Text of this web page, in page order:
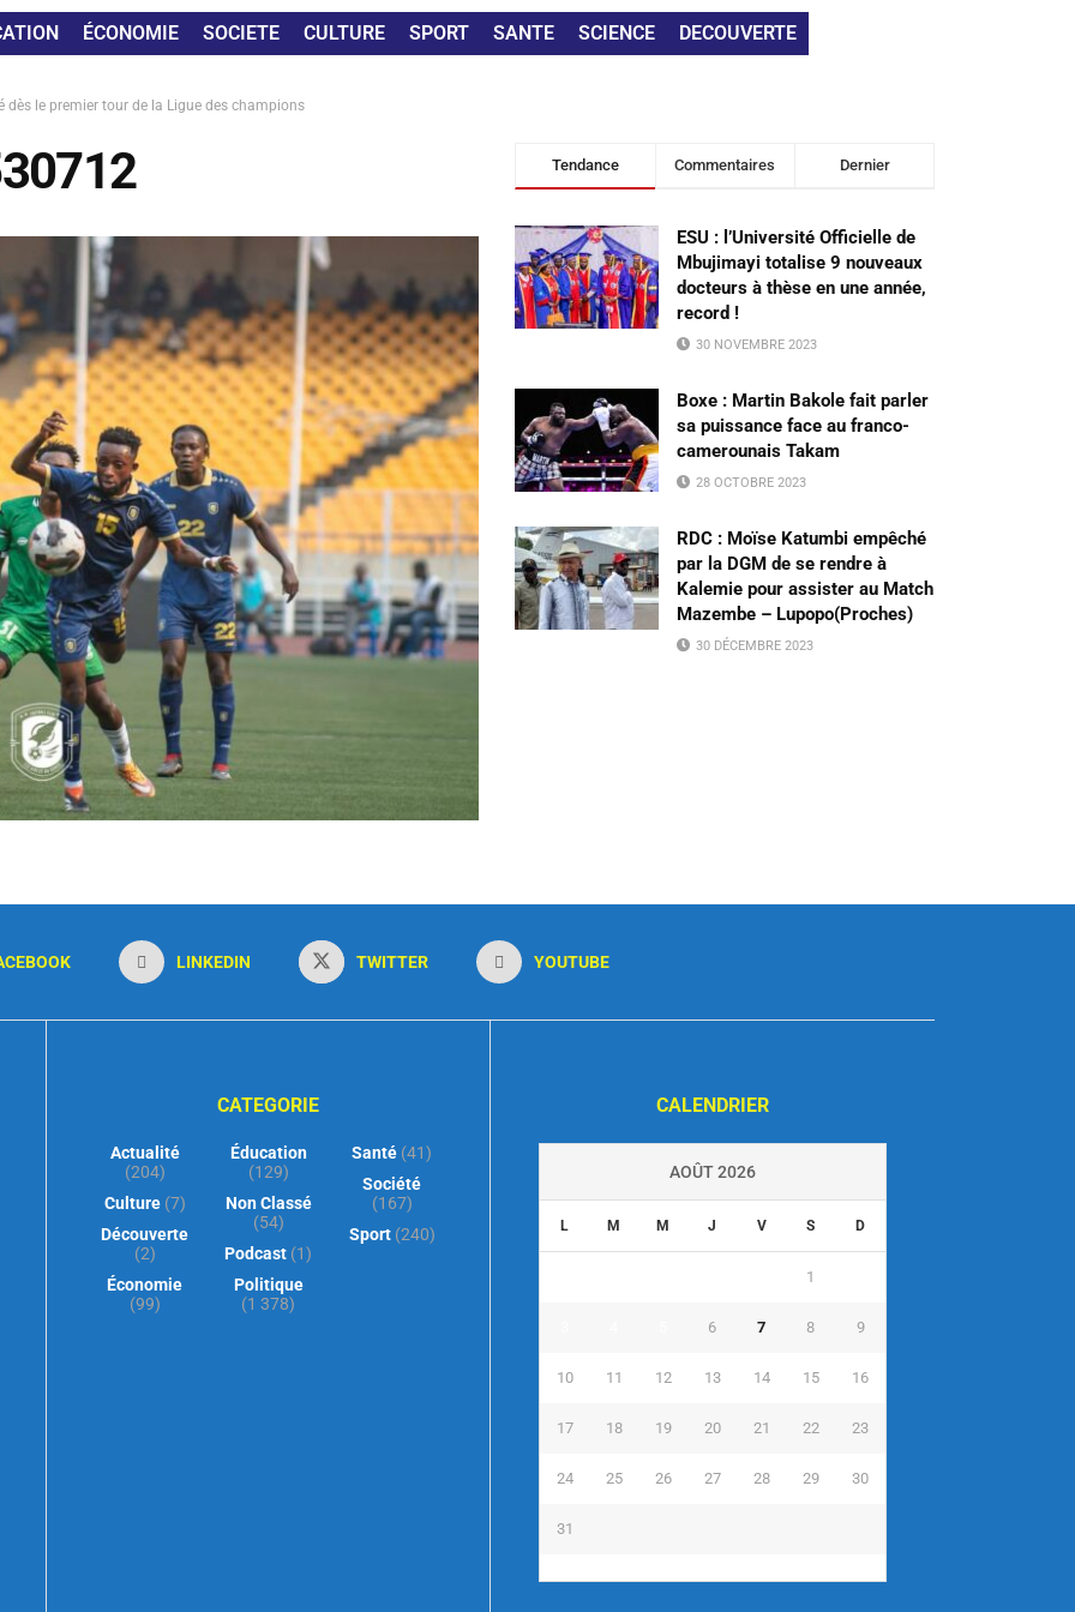
ÉCONOMIE SOCIETE CULTURE SPORT SANTE SCIENCE DECOUVERTE
dès le premier tour de la Ligue des champions
Tendance Commentaires Dernier
ESU : l’Université Officielle de
Mbujimayi totalise 9 nouveaux
docteurs à thèse en une année,
record !
30 NOVEMBRE 2023
Boxe : Martin Bakole fait parler
sa puissance face au franco-
camerounais Takam
28 OCTOBRE 2023
RDC : Moïse Katumbi empêché
par la DGM de se rendre à
Kalemie pour assister au Match
Mazembe – Lupopo(Proches)
30 DÉCEMBRE 2023
LINKEDIN TWITTER YOUTUBE
CATEGORIE
Actualité
(204)
Culture(7)
Découverte
(2)
Économie
(99)
Éducation
(129)
Non Classé
(54)
Podcast (1)
Politique
(1 378)
Santé (41)
Société
(167)
Sport(240)
CALENDRIER
AOÛT 2026
L M M J V S D
1
6 7 8 9
10 11 12 13 14 15 16
17 18 19 20 21 22 23
24 25 26 27 28 29 30
31